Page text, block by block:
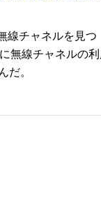
線チャネルを見つ
無線チャネルの利
だ。